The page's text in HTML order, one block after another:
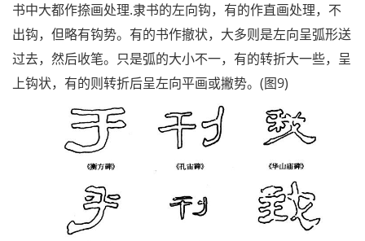
书中大都作捺画处理.隶书的左向钩，有的作直画处理，不
出钩，但略有钩势。有的书作撤状，大多则是左向呈弧形送
过去，然后收笔。只是弧的大小不一，有的转折大一些，呈
上钩状，有的则转折后呈左向平画或撇势。(图9)